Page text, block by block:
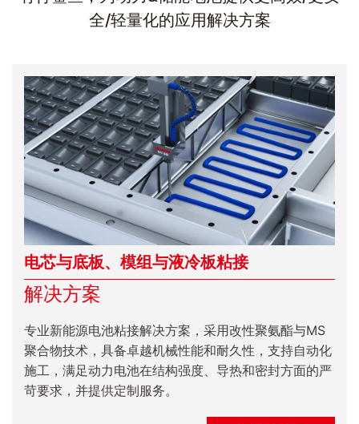
全/轻量化的应用解决方案
电芯与底板、模组与液冷板粘接
解决方案
专业新能源电池粘接解决方案，采用改性聚氨酯与MS
聚合物技术，具备卓越机械性能和耐久性，支持自动化
施工，满足动力电池在结构强度、导热和密封方面的严
苛要求，并提供定制服务。